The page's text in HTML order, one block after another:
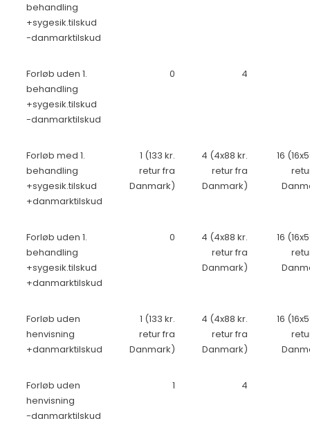
behandling
+sygesik.tilskud
-danmarktilskud
Forløb uden 1.
behandling
+sygesik.tilskud
-danmarktilskud
0 4
Forløb med 1.
behandling
+sygesik.tilskud
+danmarktilskud
1 (133 kr.
retur fra
Danmark)
4 (4x88 kr.
retur fra
Danmark)
16
Forløb uden 1.
behandling
+sygesik.tilskud
+danmarktilskud
0
4 (4x88 kr.
retur fra
Danmark)
16
Forløb uden
henvisning
+danmarktilskud
1 (133 kr.
retur fra
Danmark)
4 (4x88 kr.
retur fra
Danmark)
16
Forløb uden
henvisning
-danmarktilskud
1 4